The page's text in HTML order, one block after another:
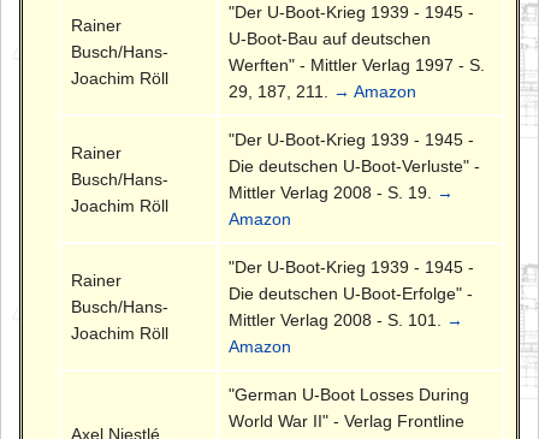
Rainer
Busch/Hans-
Joachim Röll
"Der U-Boot-Krieg 1939 - 1945 -
U-Boot-Bau auf deutschen
Werften" - Mittler Verlag 1997 - S.
29, 187, 211.
→ Amazon
Rainer
Busch/Hans-
Joachim Röll
"Der U-Boot-Krieg 1939 - 1945 -
Die deutschen U-Boot-Verluste" -
Mittler Verlag 2008 - S. 19.
→
Amazon
Rainer
Busch/Hans-
Joachim Röll
"Der U-Boot-Krieg 1939 - 1945 -
Die deutschen U-Boot-Erfolge" -
Mittler Verlag 2008 - S. 101.
→
Amazon
Axel Niestlé
"German U-Boot Losses During
World War II" - Verlag Frontline